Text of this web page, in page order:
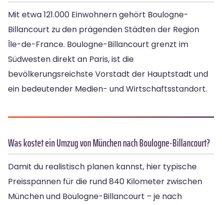
Mit etwa 121.000 Einwohnern gehört Boulogne-
Billancourt zu den prägenden Städten der Region
Île-de-France. Boulogne-Billancourt grenzt im
Südwesten direkt an Paris, ist die
bevölkerungsreichste Vorstadt der Hauptstadt und
ein bedeutender Medien- und Wirtschaftsstandort.
Was kostet ein Umzug von München nach Boulogne-Billancourt?
Damit du realistisch planen kannst, hier typische
Preisspannen für die rund 840 Kilometer zwischen
München und Boulogne-Billancourt – je nach